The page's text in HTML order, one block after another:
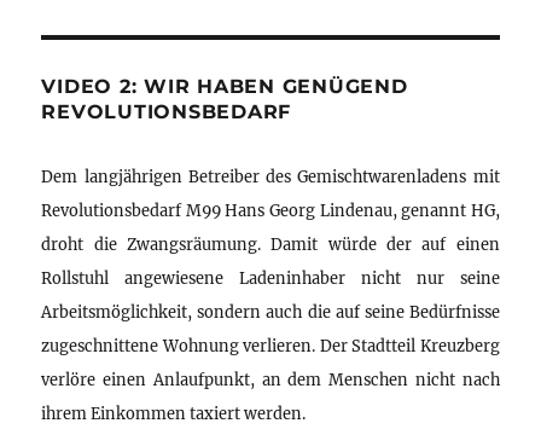
VIDEO 2: WIR HABEN GENÜGEND
REVOLUTIONSBEDARF
Dem langjährigen Betreiber des Gemischtwarenladens mit
Revolutionsbedarf M99 Hans Georg Lindenau, genannt HG,
droht die Zwangsräumung. Damit würde der auf einen
Rollstuhl angewiesene Ladeninhaber nicht nur seine
Arbeitsmöglichkeit, sondern auch die auf seine Bedürfnisse
zugeschnittene Wohnung verlieren. Der Stadtteil Kreuzberg
verlöre einen Anlaufpunkt, an dem Menschen nicht nach
ihrem Einkommen taxiert werden.